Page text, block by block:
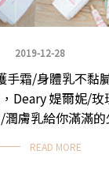
2019-12-28
手霜/身體乳不黏
Deary 媞爾妮/玫
膚乳給你滿滿的
READ MORE